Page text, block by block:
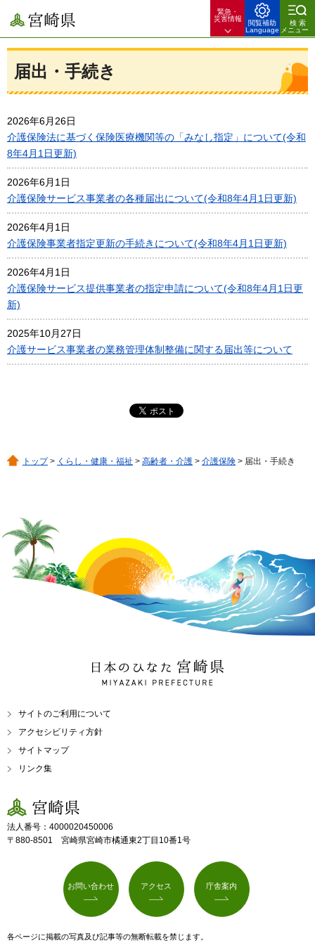
宮崎県
緊急・
災害情報
閲覧補助
Language
検索
メニュー
届出・手続き
2026年6月26日
介護保険法に基づく保険医療機関等の「みなし指定」について(令和
8年4月1日更新)
2026年6月1日
介護保険サービス事業者の各種届出について(令和8年4月1日更新)
2026年4月1日
介護保険事業者指定更新の手続きについて(令和8年4月1日更新)
2026年4月1日
介護保険サービス提供事業者の指定申請について(令和8年4月1日更
新)
2025年10月27日
介護サービス事業者の業務管理体制整備に関する届出等について
トップ> くらし・健康・福祉 > 高齢者・介護 > 介護保険 > 届出・手続き
日本のひなた 宮崎県
MIYAZAKI PREFECTURE
サイトのご利用について
アクセシビリティ方針
サイトマップ
リンク集
宮崎県
法人番号：4000020450006
〒880-8501 宮崎県宮崎市橘通東2丁目10番1号
お問い合わせ アクセス 庁舎案内
各ページに掲載の写真及び記事等の無断転載を禁じます。